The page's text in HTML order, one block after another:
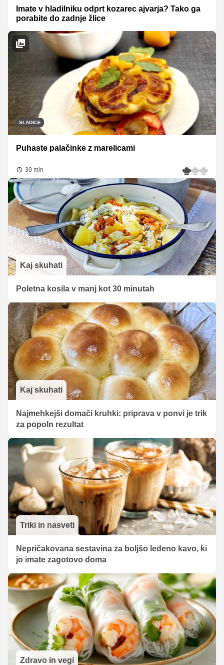
Imate v hladilniku odprt kozarec ajvarja? Tako ga
porabite do zadnje žlice
SLADICE
Puhaste palačinke z marelicami
30 min
Kaj skuhati
Poletna kosila v manj kot 30 minutah
Kaj skuhati
Najmehkejši domači kruhki: priprava v ponvi je trik
za popoln rezultat
Triki in nasveti
Nepričakovana sestavina za boljšo ledeno kavo, ki
jo imate zagotovo doma
Zdravo in vegi